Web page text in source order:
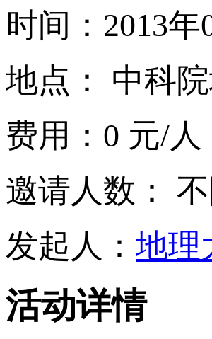
时间：2013年
地点： 中科
费用：0 元/人
邀请人数：
发起人： 地理
活动详情